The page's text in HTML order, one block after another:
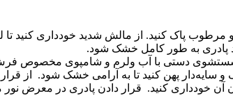
و مرطوب پاک کنید. از مالش شدید خودداری
پادری به طور کامل خشک شود.
دستی با آب ولرم و شامپوی مخصوص فرش
سایه‌دار پهن کنید تا به آرامی خشک شود. از
آن خودداری کنید. قرار دادن پادری در معرض